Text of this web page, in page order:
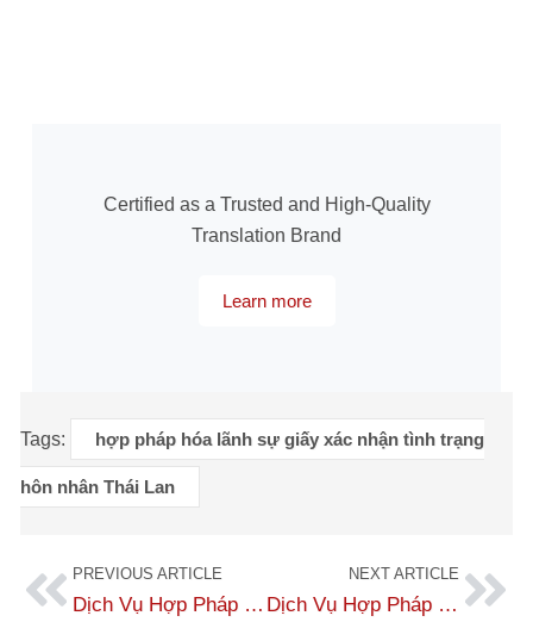
Certified as a Trusted and High-Quality
Translation Brand
Learn more
Tags: hợp pháp hóa lãnh sự giấy xác nhận tình trạng
hôn nhân Thái Lan
PREVIOUS ARTICLE
Dịch Vụ Hợp Pháp Hóa Lãnh Sự Giấy Chứng Nhận Xuất Xứ Nhật Bản Nhanh Chóng
NEXT ARTICLE
Dịch Vụ Hợp Pháp Hóa Lãnh Sự Bảng Điểm Hàn Quốc Nhanh Chóng, Uy Tín